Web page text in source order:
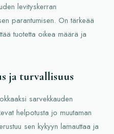
levityskerran
parantumisen. On tärkeää
tuotetta oikea määrä ja
ja turvallisuus
sarvekkauden
helpotusta jo muutaman
sen kykyyn lamauttaa ja